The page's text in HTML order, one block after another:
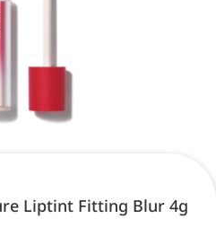
Liptint Fitting Blur 4g